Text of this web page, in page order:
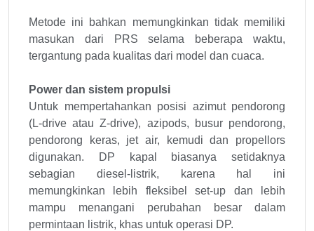
Metode ini bahkan memungkinkan tidak memiliki
masukan dari PRS selama beberapa waktu,
tergantung pada kualitas dari model dan cuaca.
Power dan sistem propulsi
Untuk mempertahankan posisi azimut pendorong
(L-drive atau Z-drive), azipods, busur pendorong,
pendorong keras, jet air, kemudi dan propellors
digunakan. DP kapal biasanya setidaknya
sebagian diesel-listrik, karena hal ini
memungkinkan lebih fleksibel set-up dan lebih
mampu menangani perubahan besar dalam
permintaan listrik, khas untuk operasi DP.